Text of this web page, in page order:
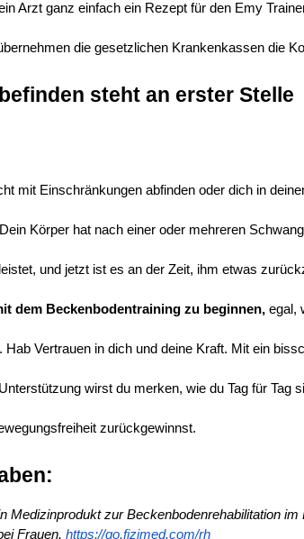
Arzt ganz einfach ein Rezept für den Emy
die gesetzlichen Krankenkassen die
steht an erster Stelle
mit Einschränkungen abfinden oder dich in
Körper hat nach einer oder mehreren
und jetzt ist es an der Zeit, ihm etwas
dem Beckenbodentraining zu beginnen, egal,
Vertrauen in dich und deine Kraft. Mit ein
wirst du merken, wie du Tag für Tag
zurückgewinnst.
Medizinprodukt zur Beckenbodenrehabilitation
Frauen. https://go.fizimed.com/rh